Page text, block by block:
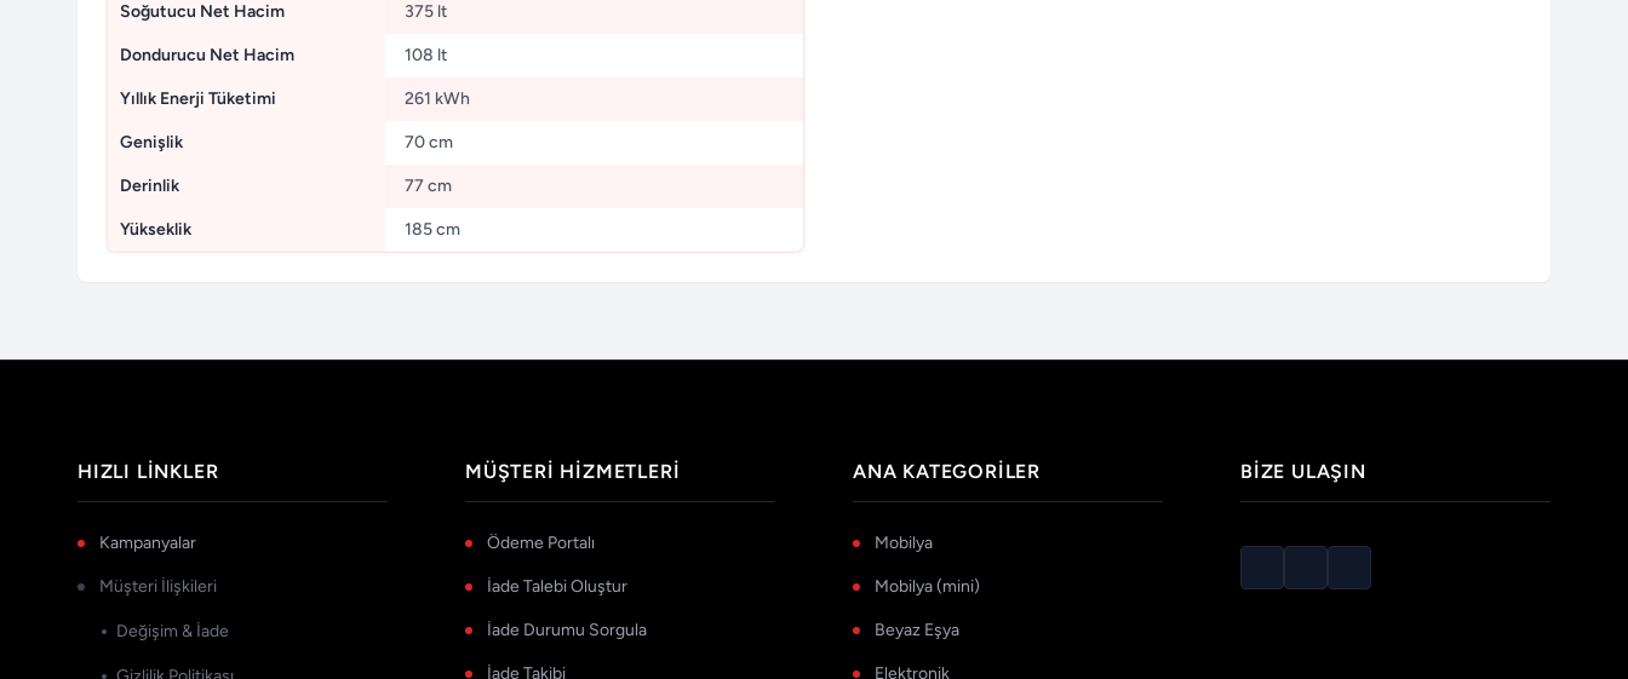
Soğutucu Net Hacim 375 lt
Dondurucu Net Hacim 108 lt
Yıllık Enerji Tüketimi 261 kWh
Genişlik 70 cm
Derinlik 77 cm
Yükseklik 185 cm
HIZLI LINKLER
Kampanyalar
Müşteri İlişkileri
Değişim & İade
MÜŞTERI HIZMETLERI
Ödeme Portalı
İade Talebi Oluştur
İade Durumu Sorgula
İade Takibi
ANA KATEGORILER
Mobilya
Mobilya (mini)
Beyaz Eşya
Elektronik
BIZE ULAŞIN